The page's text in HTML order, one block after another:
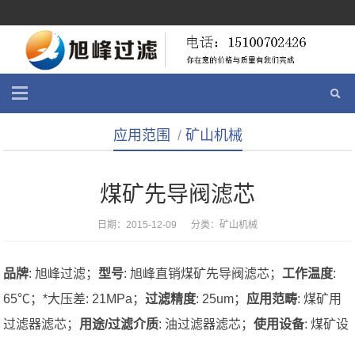
应用范围 / 矿山机械
煤矿先导阀滤芯
日期：2015-12-09 分类： 矿山机械
品牌: 旭峰过滤； 型号: 旭峰直销煤矿先导阀滤芯； 工作温度:
65℃；*大压差: 21MPa；过滤精度: 25um； 应用范畴: 煤矿用
过滤器滤芯； 用途/过滤介质: 油过滤器滤芯；使用设备: 煤矿设